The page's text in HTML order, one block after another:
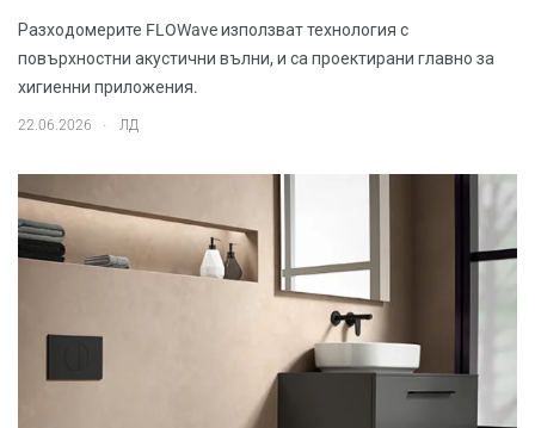
Разходомерите FLOWave използват технология с
повърхностни акустични вълни, и са проектирани главно за
хигиенни приложения.
22.06.2026 . ЛД